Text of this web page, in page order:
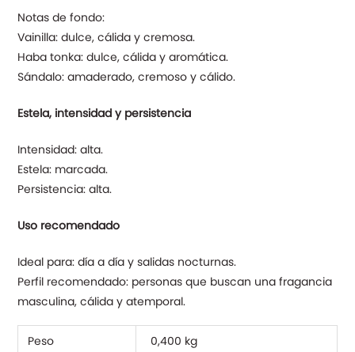
Notas de fondo:
Vainilla: dulce, cálida y cremosa.
Haba tonka: dulce, cálida y aromática.
Sándalo: amaderado, cremoso y cálido.
Estela, intensidad y persistencia
Intensidad: alta.
Estela: marcada.
Persistencia: alta.
Uso recomendado
Ideal para: día a día y salidas nocturnas.
Perfil recomendado: personas que buscan una fragancia
masculina, cálida y atemporal.
Peso
0,400 kg